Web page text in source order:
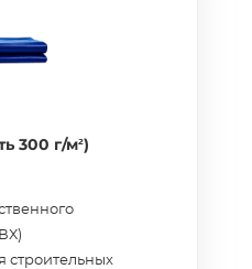
300 г/м²)
строительных